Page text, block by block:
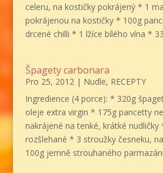
celeru, na kostičky pokrájený * 1
pokrájenou na kostičky * 100g
drcené chilli * 1 lžíce bílého vína *
Špagety carbonara
Pro 25, 2012| Nudle, RECEPTY
Ingredience (4 porce): * 320g
oleje extra virgin * 175g pancetty
nakrájené na tenké, krátké nudličky
rozšlehané * 3 stroužky česneku,
100g jemně strouhaného